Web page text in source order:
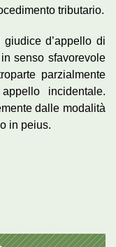
tributario.
d’appello di
senso sfavorevole
parzialmente
incidentale.
dalle modalità
in peius.